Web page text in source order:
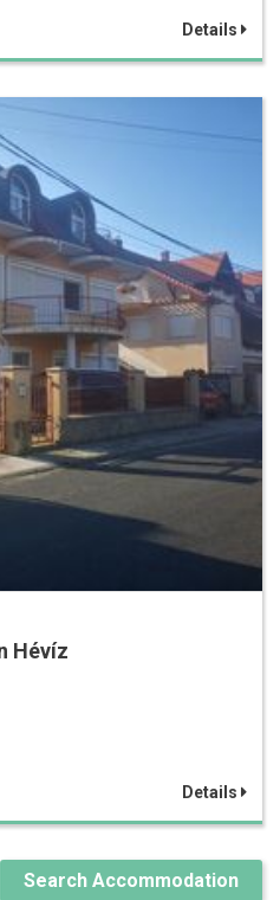
Details
Hévíz
Details
Search Accommodation